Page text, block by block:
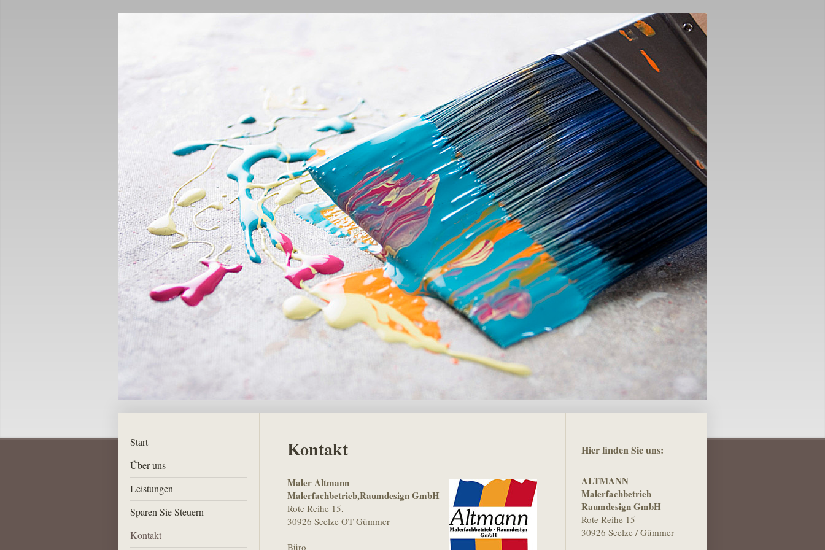
Start
Über uns
Leistungen
Sparen Sie Steuern
Kontakt
Kontakt
Maler Altmann
Malerfachbetrieb,Raumdesign GmbH
Rote Reihe 15,
30926 Seelze OT Gümmer
Büro
Hier finden Sie uns:
ALTMANN
Malerfachbetrieb
Raumdesign GmbH
Rote Reihe 15
30926 Seelze / Gümmer